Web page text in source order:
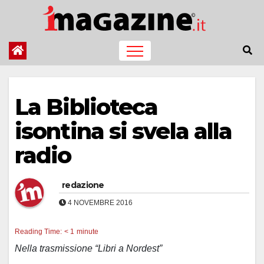
contenuto
La Biblioteca
isontina si svela alla
radio
redazione
4 NOVEMBRE 2016
Reading Time: < 1 minute
Nella trasmissione “Libri a Nordest”